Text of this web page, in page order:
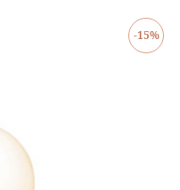
-15%